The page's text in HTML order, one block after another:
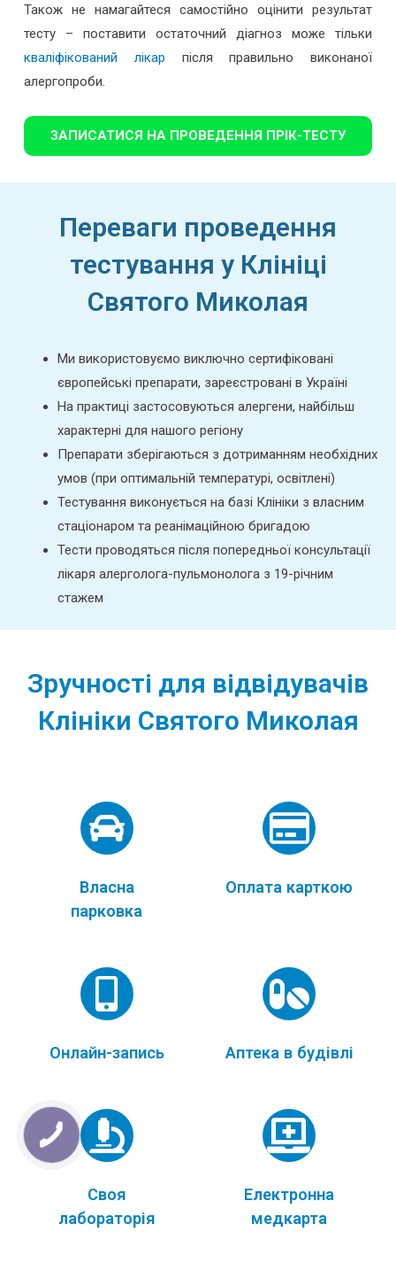
Також не намагайтеся самостійно оцінити результат
тесту – поставити остаточний діагноз може тільки
кваліфікований лікар після правильно виконаної
алергопроби.
ЗАПИСАТИСЯ НА ПРОВЕДЕННЯ ПРІК-ТЕСТУ
Переваги проведення
тестування у Клініці
Святого Миколая
Ми використовуємо виключно сертифіковані
європейські препарати, зареєстровані в Україні
На практиці застосовуються алергени, найбільш
характерні для нашого регіону
Препарати зберігаються з дотриманням необхідних
умов (при оптимальній температурі, освітлені)
Тестування виконується на базі Клініки з власним
стаціонаром та реанімаційною бригадою
Тести проводяться після попередньої консультації
лікаря алерголога-пульмонолога з 19-річним
стажем
Зручності для відвідувачів
Клініки Святого Миколая
Власна
парковка
Оплата карткою
Онлайн-запись Аптека в будівлі
Своя
лабораторія
Електронна
медкарта